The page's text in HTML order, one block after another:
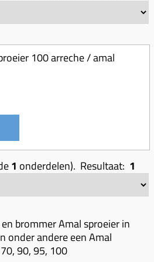
100 arreche / amal
1 onderdelen). Resultaat: 1
brommer Amal sproeier in
onder andere een Amal
90, 95, 100